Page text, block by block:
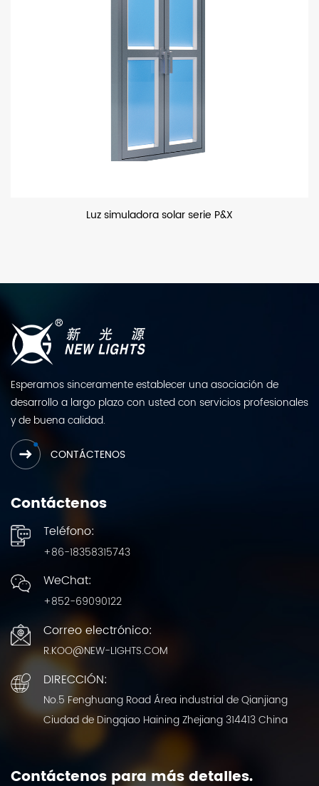
Esperamos sinceramente establecer una asociación de
desarrollo a largo plazo con usted con servicios profesionales
y de buena calidad.
CONTÁCTENOS
Contáctenos
Teléfono:
+86-18358315743
WeChat:
+852-69090122
Correo electrónico:
R.KOO@NEW-LIGHTS.COM
DIRECCIÓN:
No.5 Fenghuang Road Área industrial de Qianjiang
Ciudad de Dingqiao Haining Zhejiang 314413 China
Contáctenos para más detalles.